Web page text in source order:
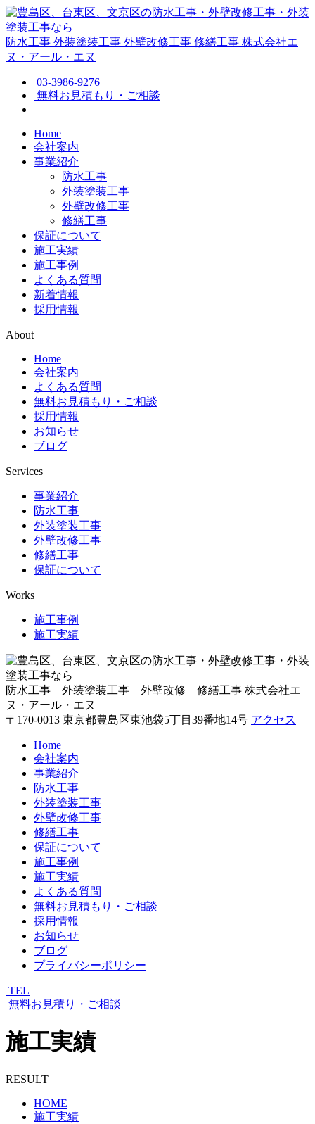
防水工事 外装塗装工事 外壁改修工事 修繕工事 株式会社エ
ヌ・アール・エヌ
03-3986-9276
無料お見積もり・ご相談
Home
会社案内
事業紹介
防水工事
外装塗装工事
外壁改修工事
修繕工事
保証について
施工実績
施工事例
よくある質問
新着情報
採用情報
About
Home
会社案内
よくある質問
無料お見積もり・ご相談
採用情報
お知らせ
ブログ
Services
事業紹介
防水工事
外装塗装工事
外壁改修工事
修繕工事
保証について
Works
施工事例
施工実績
防水工事 外装塗装工事 外壁改修 修繕工事 株式会社エ
ヌ・アール・エヌ
〒170-0013 東京都豊島区東池袋5丁目39番地14号 アクセス
Home
会社案内
事業紹介
防水工事
外装塗装工事
外壁改修工事
修繕工事
保証について
施工事例
施工実績
よくある質問
無料お見積もり・ご相談
採用情報
お知らせ
ブログ
プライバシーポリシー
TEL
無料お見積り・ご相談
施工実績
RESULT
HOME
施工実績